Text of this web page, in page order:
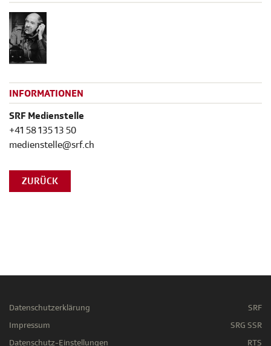
INFORMATIONEN
SRF Medienstelle
+41 58 135 13 50
medienstelle@srf.ch
ZURÜCK
Datenschutzerklärung
Impressum
Datenschutz-Einstellungen
SRF
SRG SSR
RTS